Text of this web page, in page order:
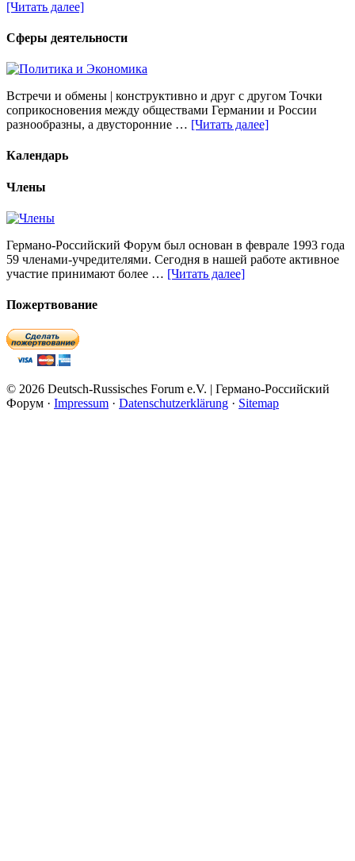
[Читать далее]
Сферы деятельности
Встречи и обмены | конструктивно и друг с другом Точки
соприкосновения между обществами Германии и России
разнообразны, а двусторонние … [Читать далее]
Календарь
Члены
Германо-Российский Форум был основан в феврале 1993 года
59 членами-учредителями. Сегодня в нашей работе активное
участие принимают более … [Читать далее]
Пожертвование
© 2026 Deutsch-Russisches Forum e.V. | Германо-Российский
Форум · Impressum · Datenschutzerklärung · Sitemap